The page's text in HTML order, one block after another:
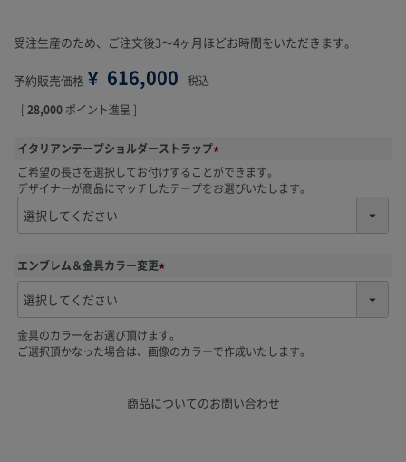
受注生産のため、ご注文後3～4ヶ月ほどお時間をいただきます。
予約販売価格 ¥ 616,000
税込
[ 28,000 ポイント進呈 ]
イタリアンテープショルダーストラップ
(
必
須
ご希望の長さを選択してお付けすることができます。
デザイナーが商品にマッチしたテープをお選びいたします。
エンブレム＆金具カラー変更
(
須
)
金具のカラーをお選び頂けます。
ご選択頂かなった場合は、画像のカラーで作成いたします。
商品についてのお問い合わせ